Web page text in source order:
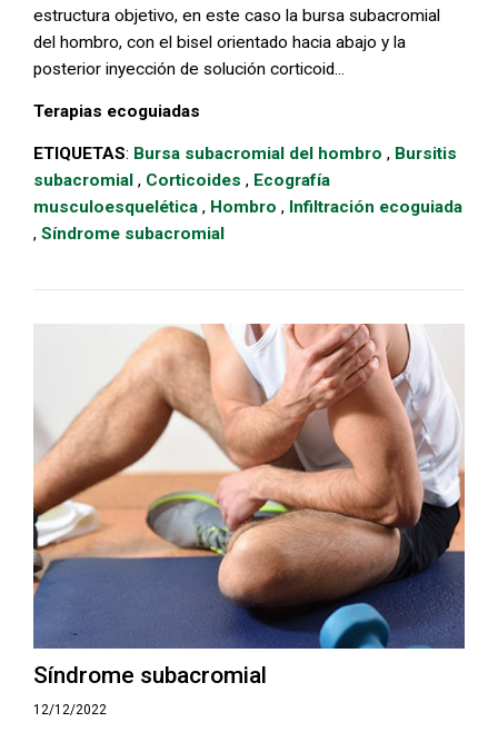
estructura objetivo, en este caso la bursa subacromial
del hombro, con el bisel orientado hacia abajo y la
posterior inyección de solución corticoid...
Terapias ecoguiadas
ETIQUETAS: Bursa subacromial del hombro , Bursitis
subacromial , Corticoides , Ecografía
musculoesquelética , Hombro , Infiltración ecoguiada
, Síndrome subacromial
Síndrome subacromial
12/12/2022